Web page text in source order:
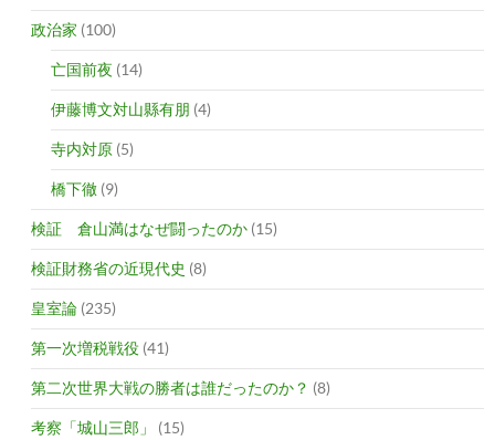
政治家 (100)
亡国前夜 (14)
伊藤博文対山縣有朋 (4)
寺内対原 (5)
橋下徹 (9)
検証 倉山満はなぜ闘ったのか (15)
検証財務省の近現代史 (8)
皇室論 (235)
第一次増税戦役 (41)
第二次世界大戦の勝者は誰だったのか？ (8)
考察「城山三郎」 (15)